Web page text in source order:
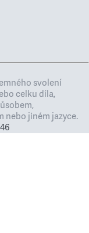
svolení
celku díla,
nebo jiném jazyce.